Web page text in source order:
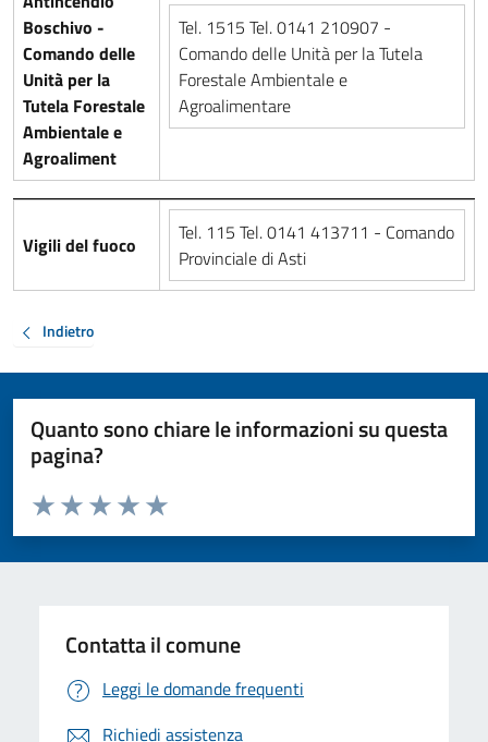
Boschivo -
Comando delle
Unità per la
Tutela Forestale
Ambientale e
Agroaliment
Tel. 1515 Tel. 0141 210907 -
Comando delle Unità per la Tutela
Forestale Ambientale e
Agroalimentare
Vigili del fuoco
Tel. 115 Tel. 0141 413711 - Comando
Provinciale di Asti
Indietro
Quanto sono chiare le informazioni su questa
pagina?
Valuta da 1 a 5 stelle la pagina
Valuta 5 stelle su 5
Valuta 4 stelle su 5
Valuta 3 stelle su 5
Valuta 2 stelle su 5
Valuta 1 stelle su 5
Contatta il comune
Leggi le domande frequenti
Richiedi assistenza